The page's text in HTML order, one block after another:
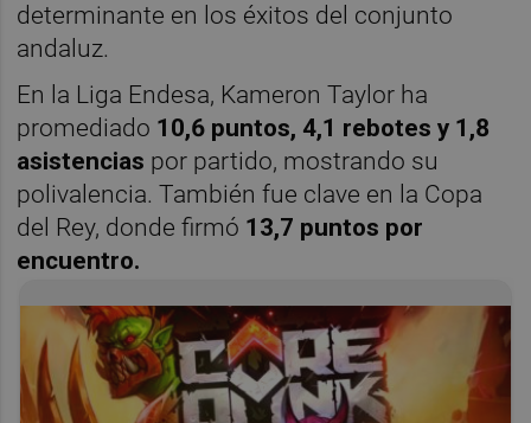
determinante en los éxitos del conjunto
andaluz.
En la Liga Endesa, Kameron Taylor ha
promediado 10,6 puntos, 4,1 rebotes y 1,8
asistencias por partido, mostrando su
polivalencia. También fue clave en la Copa
del Rey, donde firmó 13,7 puntos por
encuentro.